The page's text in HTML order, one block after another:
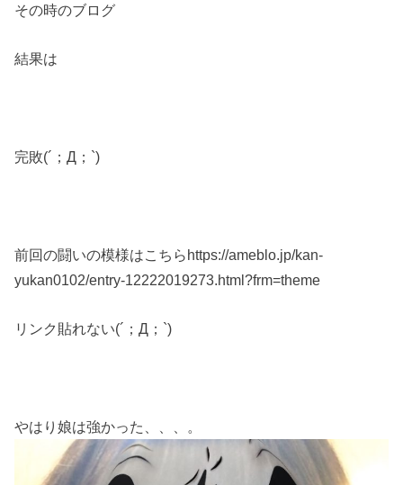
その時のブログ
結果は
完敗(´；Д；`)
前回の闘いの模様はこちらhttps://ameblo.jp/kan-
yukan0102/entry-12222019273.html?frm=theme
リンク貼れない(´；Д；`)
やはり娘は強かった、、、。